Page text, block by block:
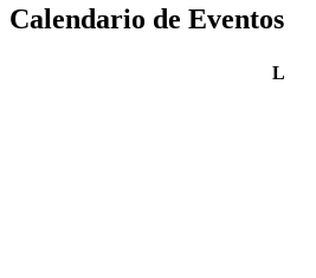
Calendario de Eventos
Llunes